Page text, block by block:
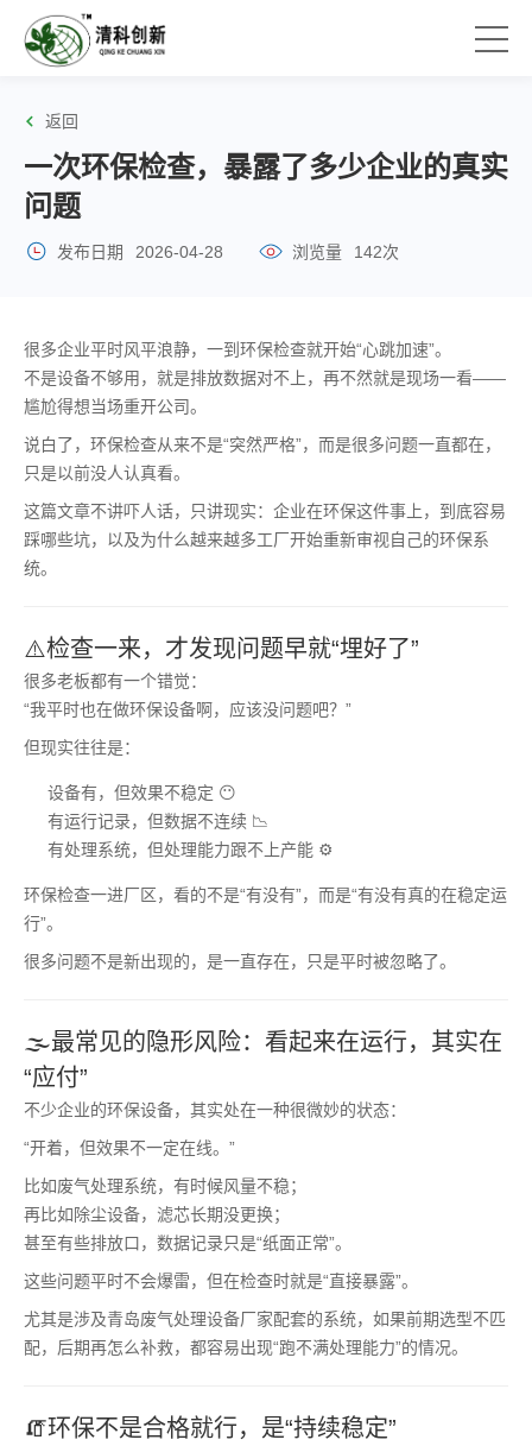
返回
一次环保检查，暴露了多少企业的真实
问题
发布日期 2026-04-28 浏览量 142次
很多企业平时风平浪静，一到环保检查就开始“心跳加速”。
不是设备不够用，就是排放数据对不上，再不然就是现场一看——
尴尬得想当场重开公司。
说白了，环保检查从来不是“突然严格”，而是很多问题一直都在，
只是以前没人认真看。
这篇文章不讲吓人话，只讲现实：企业在环保这件事上，到底容易
踩哪些坑，以及为什么越来越多工厂开始重新审视自己的环保系
统。
⚠️检查一来，才发现问题早就“埋好了”
很多老板都有一个错觉：
“我平时也在做环保设备啊，应该没问题吧？”
但现实往往是：
设备有，但效果不稳定 😶
有运行记录，但数据不连续 📉
有处理系统，但处理能力跟不上产能 ⚙️
环保检查一进厂区，看的不是“有没有”，而是“有没有真的在稳定运
行”。
很多问题不是新出现的，是一直存在，只是平时被忽略了。
🌫️最常见的隐形风险：看起来在运行，其实在
“应付”
不少企业的环保设备，其实处在一种很微妙的状态：
“开着，但效果不一定在线。”
比如废气处理系统，有时候风量不稳；
再比如除尘设备，滤芯长期没更换；
甚至有些排放口，数据记录只是“纸面正常”。
这些问题平时不会爆雷，但在检查时就是“直接暴露”。
尤其是涉及青岛废气处理设备厂家配套的系统，如果前期选型不匹
配，后期再怎么补救，都容易出现“跑不满处理能力”的情况。
🧯环保不是合格就行，是“持续稳定”